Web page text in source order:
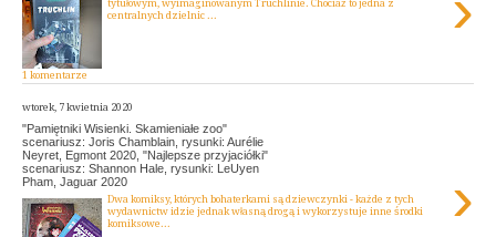
tytułowym, wyimaginowanym Truchlinie. Chociaż to jedna z
centralnych dzielnic ...
1 komentarze
wtorek, 7 kwietnia 2020
"Pamiętniki Wisienki. Skamieniałe zoo"
scenariusz: Joris Chamblain, rysunki: Aurélie
Neyret, Egmont 2020, "Najlepsze przyjaciółki"
scenariusz: Shannon Hale, rysunki: LeUyen
Pham, Jaguar 2020
›
Dwa komiksy, których bohaterkami są dziewczynki - każde z tych
wydawnictw idzie jednak własną drogą i wykorzystuje inne środki
komiksowe...